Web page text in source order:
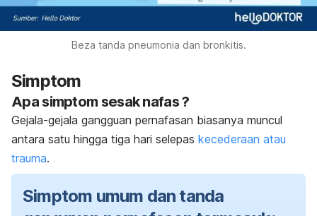
Beza tanda pneumonia dan bronkitis.
Simptom
Apa simptom sesak nafas ?
Gejala-gejala gangguan pernafasan biasanya muncul
antara satu hingga tiga hari selepas kecederaan atau
trauma.
Simptom umum dan tanda